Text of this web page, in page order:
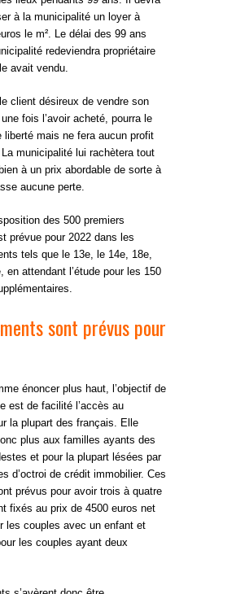
à la municipalité un loyer à
le m². Le délai des 99 ans
redeviendra propriétaire
avait vendu.
client désireux de vendre son
fois l’avoir acheté, pourra le
liberté mais ne fera aucun profit
municipalité lui rachètera tout
à un prix abordable de sorte à
aucune perte.
des 500 premiers
prévue pour 2022 dans les
tels que le 13e , le 14e , 18e
, en attendant l’étude pour les 150
sont prévus pour
énoncer plus haut, l’objectif de
est de facilité l’accès au
la plupart des français. Elle
plus aux familles ayants des
et pour la plupart lésées par
d’octroi de crédit immobilier. Ces
prévus pour avoir trois à quatre
fixés au prix de 4500 euros net
les couples avec un enfant et
les couples ayant deux